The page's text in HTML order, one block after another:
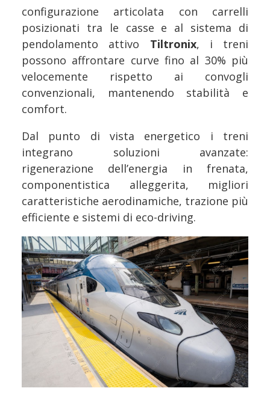
configurazione articolata con carrelli
posizionati tra le casse e al sistema di
pendolamento attivo Tiltronix, i treni
possono affrontare curve fino al 30% più
velocemente rispetto ai convogli
convenzionali, mantenendo stabilità e
comfort.
Dal punto di vista energetico i treni
integrano soluzioni avanzate:
rigenerazione dell’energia in frenata,
componentistica alleggerita, migliori
caratteristiche aerodinamiche, trazione più
efficiente e sistemi di eco-driving.